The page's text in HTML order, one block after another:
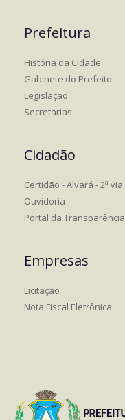
Prefeitura
História da Cidade
Gabinete do Prefeito
Legislação
Secretarias
Cidadão
Certidão - Alvará - 2ª via
Ouvidoria
Portal da Transparência
Empresas
Licitação
Nota Fiscal Eletrônica